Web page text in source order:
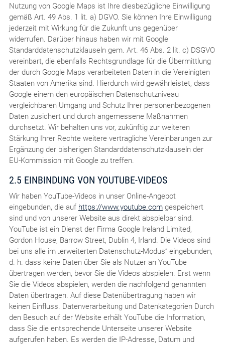
Nutzung von Google Maps ist Ihre diesbezügliche Einwilligung
gemäß Art. 49 Abs. 1 lit. a) DGVO. Sie können Ihre Einwilligung
jederzeit mit Wirkung für die Zukunft uns gegenüber
widerrufen. Darüber hinaus haben wir mit Google
Standarddatenschutzklauseln gem. Art. 46 Abs. 2 lit. c) DSGVO
vereinbart, die ebenfalls Rechtsgrundlage für die Übermittlung
der durch Google Maps verarbeiteten Daten in die Vereinigten
Staaten von Amerika sind. Hierdurch wird gewährleistet, dass
Google einem den europäischen Datenschutzniveau
vergleichbaren Umgang und Schutz Ihrer personenbezogenen
Daten zusichert und durch angemessene Maßnahmen
durchsetzt. Wir behalten uns vor, zukünftig zur weiteren
Stärkung Ihrer Rechte weitere vertragliche Vereinbarungen zur
Ergänzung der bisherigen Standarddatenschutzklauseln der
EU-Kommission mit Google zu treffen.
2.5 EINBINDUNG VON YOUTUBE-VIDEOS
Wir haben YouTube-Videos in unser Online-Angebot
eingebunden, die auf https://www.youtube.comgespeichert
sind und von unserer Website aus direkt abspielbar sind.
YouTube ist ein Dienst der Firma Google Ireland Limited,
Gordon House, Barrow Street, Dublin 4, Irland. Die Videos sind
bei uns alle im „erweiterten Datenschutz-Modus“ eingebunden,
d. h. dass keine Daten über Sie als Nutzer an YouTube
übertragen werden, bevor Sie die Videos abspielen. Erst wenn
Sie die Videos abspielen, werden die nachfolgend genannten
Daten übertragen. Auf diese Datenübertragung haben wir
keinen Einfluss. Datenverarbeitung und Datenkategorien Durch
den Besuch auf der Website erhält YouTube die Information,
dass Sie die entsprechende Unterseite unserer Website
aufgerufen haben. Es werden die IP-Adresse, Datum und